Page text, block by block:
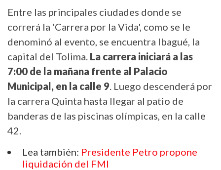
Entre las principales ciudades donde se
correrá la 'Carrera por la Vida', como se le
denominó al evento, se encuentra Ibagué, la
capital del Tolima. La carrera iniciará a las
7:00 de la mañana frente al Palacio
Municipal, en la calle 9 . Luego descenderá por
la carrera Quinta hasta llegar al patio de
banderas de las piscinas olímpicas, en la calle
42.
Lea también: Presidente Petro propone
liquidación del FMI